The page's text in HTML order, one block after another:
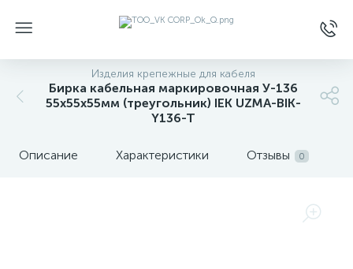
Изделия крепежные для кабеля
Бирка кабельная маркировочная У-136
55х55х55мм (треугольник) IEK UZMA-BIK-
Y136-T
Описание Характеристики Отзывы 0